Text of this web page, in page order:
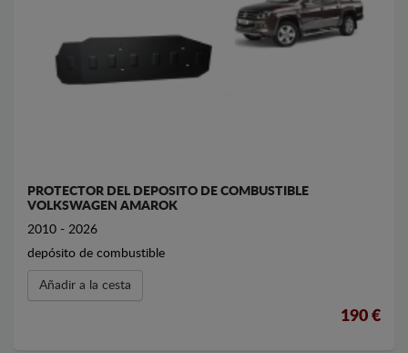
PROTECTOR DEL DEPOSITO DE COMBUSTIBLE
VOLKSWAGEN AMAROK
2010 - 2026
depósito de combustible
Añadir a la cesta
190 €